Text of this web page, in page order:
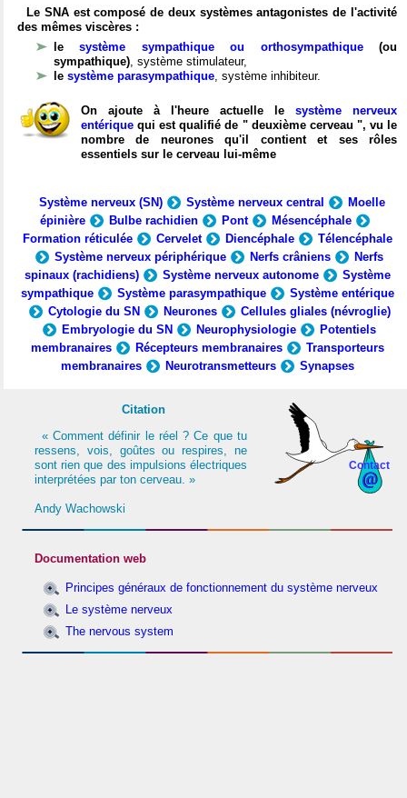
Le SNA est composé de deux systèmes antagonistes de l'activité
des mêmes viscères :
lesystème sympathique ou orthosympathique(ou
sympathique), système stimulateur,
le système parasympathique, système inhibiteur.
On ajoute à l'heure actuelle le système nerveux
entérique qui est qualifié de " deuxième cerveau ", vu le
nombre de neurones qu'il contient et ses rôles
essentiels sur le cerveau lui-même
Système nerveux (SN) Système nerveux central
Moelle
épinière
Bulbe rachidien Pont
Mésencéphale
Formation réticulée
Cervelet Diencéphale
Télencéphale
Système nerveux périphérique
Nerfs crâniens
Nerfs
spinaux (rachidiens)
Système nerveux autonome
Système
sympathique
Système parasympathique
Système entérique
Cytologie du SN
Neurones
Cellules gliales (névroglie)
Embryologie du SN
Neurophysiologie
Potentiels
membranaires
Récepteurs membranaires
Transporteurs
membranaires
Neurotransmetteurs Synapses
Contact
Citation
« Comment définir le réel ? Ce que tu
ressens, vois, goûtes ou respires, ne
sont rien que des impulsions électriques
interprétées par ton cerveau. »
Andy Wachowski
Documentation web
Principes généraux de fonctionnement du système nerveux
Le système nerveux
The nervous system